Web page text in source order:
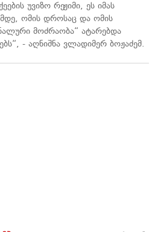
უვიზო რეჟიმი, ეს იმას
ომის დროსაც და ომის
მოძრაობა“ ატარებდა
- აღნიშნა ვლადიმერ ბოჟაძემ.